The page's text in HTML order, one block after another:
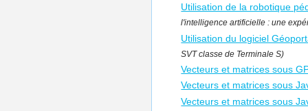
Utilisation de la robotique
l'intelligence artificielle : une
Utilisation du logiciel
SVT classe de Terminale S)
Vecteurs et matrices sous
Vecteurs et matrices sous
Vecteurs et matrices sous